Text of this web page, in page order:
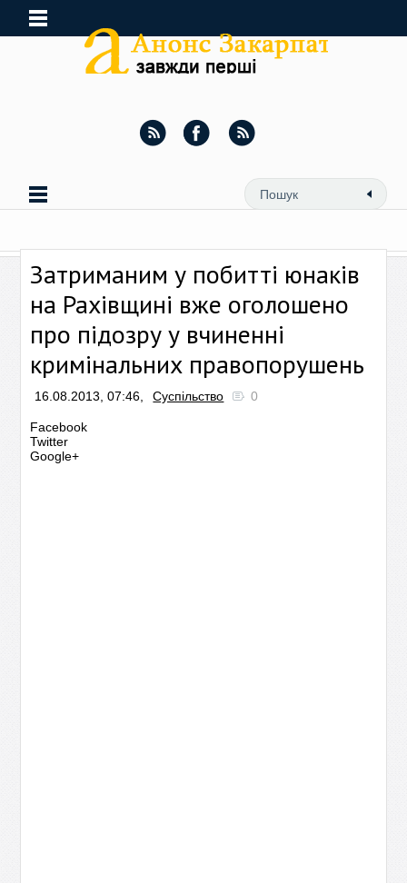
Затриманим у побитті юнаків
на Рахівщині вже оголошено
про підозру у вчиненні
кримінальних правопорушень
16.08.2013, 07:46, Суспільство 0
Facebook
Twitter
Google+